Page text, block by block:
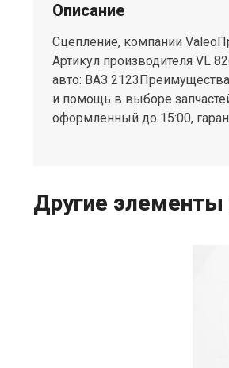
Описание
Сцепление, компании
Артикул производителя VL
авто: ВАЗ
и помощь в выборе
оформленный до 15:00,
Другие